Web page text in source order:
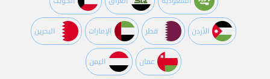
اﻷردن قطر اﻹمارات البحرين
عمان اليمن